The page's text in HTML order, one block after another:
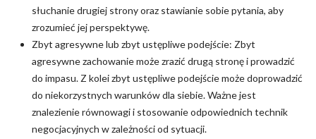
słuchanie drugiej strony oraz stawianie sobie pytania, aby
zrozumieć jej perspektywę.
Zbyt agresywne lub zbyt ustępliwe podejście: Zbyt
agresywne zachowanie może zrazić drugą stronę i prowadzić
do impasu. Z kolei zbyt ustępliwe podejście może doprowadzić
do niekorzystnych warunków dla siebie. Ważne jest
znalezienie równowagi i stosowanie odpowiednich technik
negocjacyjnych w zależności od sytuacji.